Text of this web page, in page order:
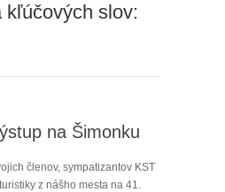
slov:
na Šimonku
členov, sympatizantov KST
z nášho mesta na 41.